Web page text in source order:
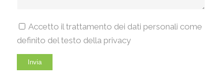
Accetto il trattamento dei dati personali come
definito del testo della privacy